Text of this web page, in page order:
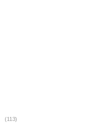
(113)